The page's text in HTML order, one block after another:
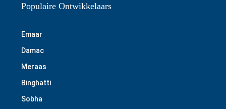
Populaire Ontwikkelaars
Emaar
Damac
Meraas
Binghatti
Sobha